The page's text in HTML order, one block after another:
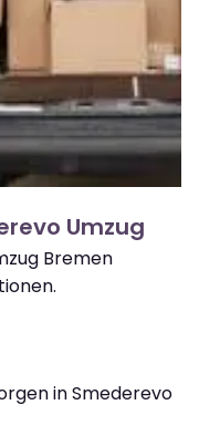
Umzug
Bremen
in Smederevo